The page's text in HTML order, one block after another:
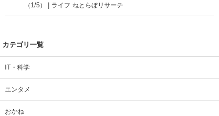
（1/5） | ライフ ねとらぼリサーチ
カテゴリ一覧
IT・科学
エンタメ
おかね